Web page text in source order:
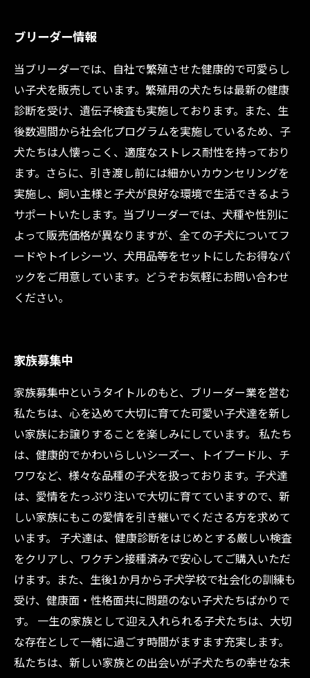
ブリーダー情報
当ブリーダーでは、自社で繁殖させた健康的で可愛らし
い子犬を販売しています。繁殖用の犬たちは最新の健康
診断を受け、遺伝子検査も実施しております。また、生
後数週間から社会化プログラムを実施しているため、子
犬たちは人懐っこく、適度なストレス耐性を持っており
ます。さらに、引き渡し前には細かいカウンセリングを
実施し、飼い主様と子犬が良好な環境で生活できるよう
サポートいたします。当ブリーダーでは、犬種や性別に
よって販売価格が異なりますが、全ての子犬についてフ
ードやトイレシーツ、犬用品等をセットにしたお得なパ
ックをご用意しています。どうぞお気軽にお問い合わせ
ください。
家族募集中
家族募集中というタイトルのもと、ブリーダー業を営む
私たちは、心を込めて大切に育てた可愛い子犬達を新し
い家族にお譲りすることを楽しみにしています。 私たち
は、健康的でかわいらしいシーズー、トイプードル、チ
ワワなど、様々な品種の子犬を扱っております。子犬達
は、愛情をたっぷり注いで大切に育てていますので、新
しい家族にもこの愛情を引き継いでくださる方を求めて
います。 子犬達は、健康診断をはじめとする厳しい検査
をクリアし、ワクチン接種済みで安心してご購入いただ
けます。また、生後1か月から子犬学校で社会化の訓練も
受け、健康面・性格面共に問題のない子犬たちばかりで
す。 一生の家族として迎え入れられる子犬たちは、大切
な存在として一緒に過ごす時間がますます充実します。
私たちは、新しい家族との出会いが子犬たちの幸せな未